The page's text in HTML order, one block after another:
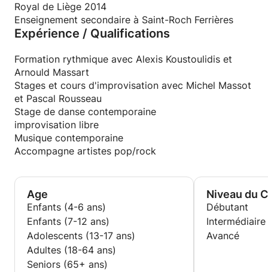
JOUER POUR LE PLAISIR!
AVEC OU SANS CONNAISSANCES THEORIQUES
riche et variée.
J'accompagne des artistes electro ou pop tels que
Loic NOTTET, Noé Prescow, Leo Nocta, Late Bush,
Elefan...
Je tourne avec un spectacle mêlant danse, cirque et
musique... ( compagnie théâtre d'un jour- Reclaim)
Expérience d'orchestre tels que MUSIQUES
NOUVELLES
comme le QUATOR PRISMA
Créatrice de mon propre projet musical: OFiRA,
mêlant chant, violoncelle et électronique.
Royal de Liège 2014
Enseignement secondaire à Saint-Roch Ferrières
Expérience / Qualifications
Formation rythmique avec Alexis Koustoulidis et
Arnould Massart
Stages et cours d'improvisation avec Michel Massot
et Pascal Rousseau
Stage de danse contemporaine
improvisation libre
Musique contemporaine
Accompagne artistes pop/rock
Age
Enfants (4-6 ans)
Enfants (7-12 ans)
Adolescents (13-17 ans)
Adultes (18-64 ans)
Seniors (65+ ans)
Niveau du
Débutant
Intermédiaire
Avancé